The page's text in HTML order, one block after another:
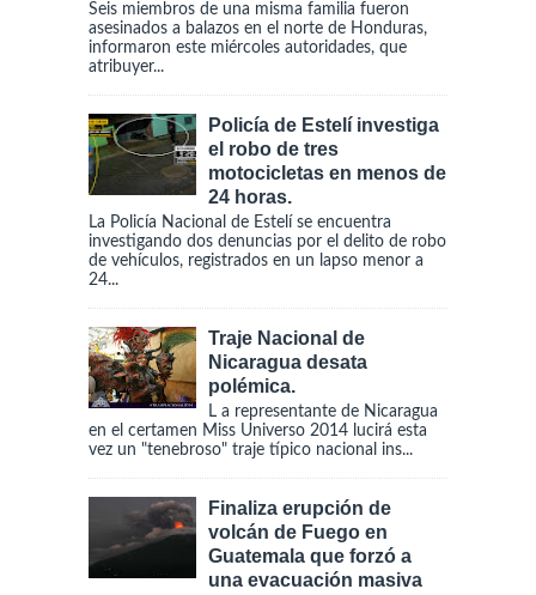
Seis miembros de una misma familia fueron
asesinados a balazos en el norte de Honduras,
informaron este miércoles autoridades, que
atribuyer...
Policía de Estelí investiga
el robo de tres
motocicletas en menos de
24 horas.
La Policía Nacional de Estelí se encuentra
investigando dos denuncias por el delito de robo
de vehículos, registrados en un lapso menor a
24...
Traje Nacional de
Nicaragua desata
polémica.
L a representante de Nicaragua
en el certamen Miss Universo 2014 lucirá esta
vez un "tenebroso" traje típico nacional ins...
Finaliza erupción de
volcán de Fuego en
Guatemala que forzó a
una evacuación masiva